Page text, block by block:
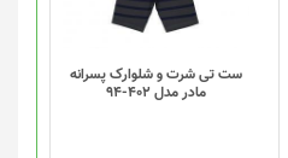
ست تی شرت و شلوارک پسرانه
مادر مدل 402-94